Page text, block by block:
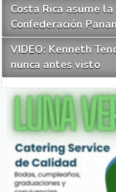
Costa Rica asume
Confederación
VIDEO: Kenneth
nunca antes visto